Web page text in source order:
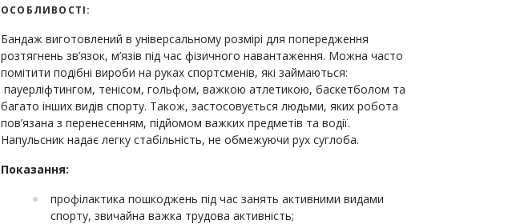
ОСОБЛИВОСТІ:
Бандаж виготовлений в універсальному розмірі для попередження
розтягнень зв’язок, м’язів під час фізичного навантаження. Можна часто
помітити подібні вироби на руках спортсменів, які займаються:
пауерліфтингом, тенісом, гольфом, важкою атлетикою, баскетболом та
багато інших видів спорту. Також, застосовується людьми, яких робота
пов’язана з перенесенням, підйомом важких предметів та водії.
Напульсник надає легку стабільність, не обмежуючи рух суглоба.
Показання:
профілактика пошкоджень під час занять активними видами
спорту, звичайна важка трудова активність;